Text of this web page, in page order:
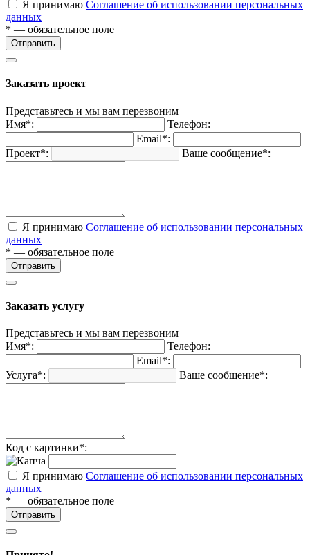
Я принимаю Соглашение об использовании персональных
данных
* — обязательное поле
Отправить
Заказать проект
Представьтесь и мы вам перезвоним
Имя*:
Телефон:
Email*:
Проект*:
Ваше сообщение*:
Я принимаю Соглашение об использовании персональных
данных
* — обязательное поле
Отправить
Заказать услугу
Представьтесь и мы вам перезвоним
Имя*:
Телефон:
Email*:
Услуга*:
Ваше сообщение*:
Код с картинки*:
Я принимаю Соглашение об использовании персональных
данных
* — обязательное поле
Отправить